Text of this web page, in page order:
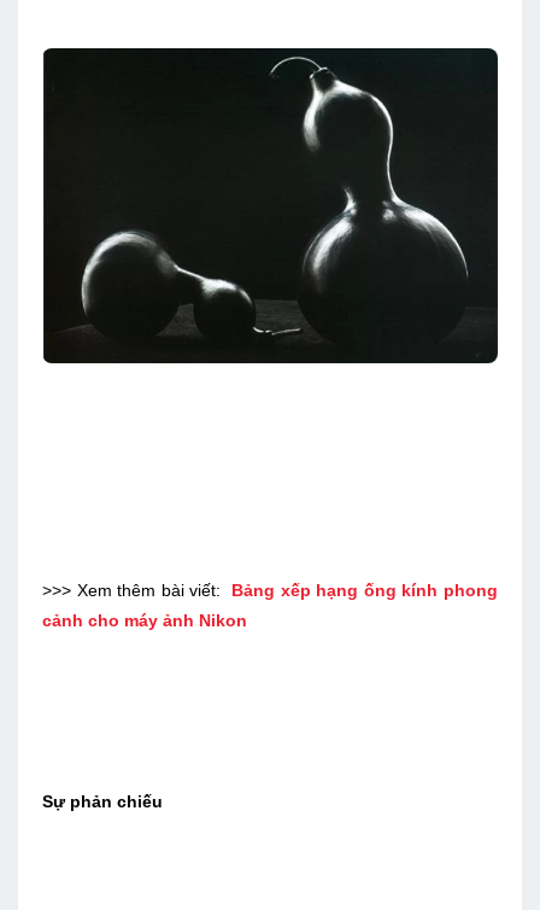
>>> Xem thêm bài viết: Bảng xếp hạng ống kính phong
cảnh cho máy ảnh Nikon
Sự phản chiếu